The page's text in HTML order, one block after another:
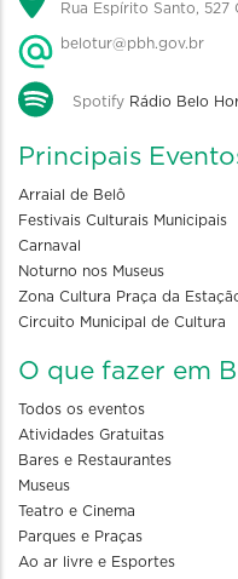
Rua Espírito Santo, 527
belotur@pbh.gov.br
Spotify Rádio Belo
Principais
Arraial de Belô
Festivais Culturais Municipais
Carnaval
Noturno nos Museus
Zona Cultura Praça da
Circuito Municipal de Cultura
O que fazer em
Todos os eventos
Atividades Gratuitas
Bares e Restaurantes
Museus
Teatro e Cinema
Parques e Praças
Ao ar livre e Esportes